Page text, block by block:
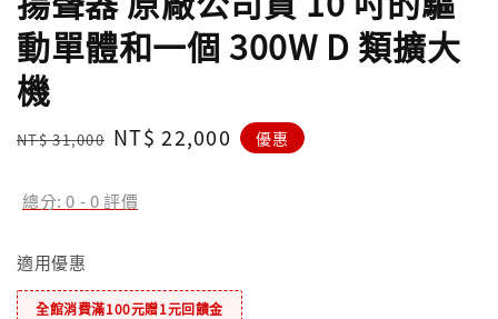
動單體和一個 300W D 類擴大
機
Regular
NT$ 31,000 Sale
NT$ 22,000 優惠
總分:0 -0評價
適用優惠
全館消費滿100元贈1元回饋金